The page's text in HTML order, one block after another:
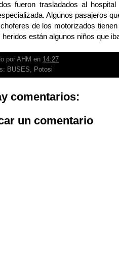
fueron trasladados al
Algunos pasajeros
de los motorizados
heridos están algunos niños que
por AHM en 14:27
BUSES, Potosi
comentarios:
un comentario